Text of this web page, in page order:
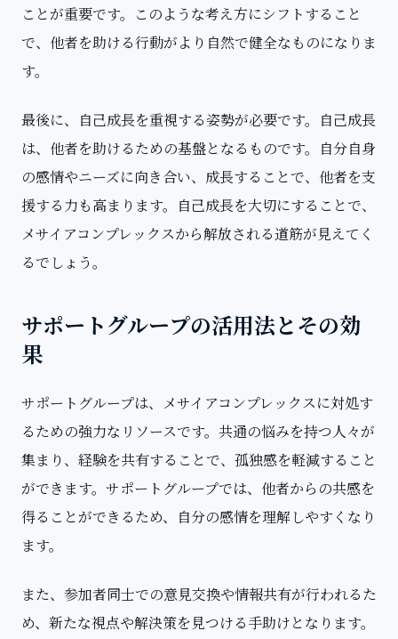
ことが重要です。このような考え方にシフトすること
で、他者を助ける行動がより自然で健全なものになりま
す。
最後に、自己成長を重視する姿勢が必要です。自己成長
は、他者を助けるための基盤となるものです。自分自身
の感情やニーズに向き合い、成長することで、他者を支
援する力も高まります。自己成長を大切にすることで、
メサイアコンプレックスから解放される道筋が見えてく
るでしょう。
サポートグループの活用法とその効
果
サポートグループは、メサイアコンプレックスに対処す
るための強力なリソースです。共通の悩みを持つ人々が
集まり、経験を共有することで、孤独感を軽減すること
ができます。サポートグループでは、他者からの共感を
得ることができるため、自分の感情を理解しやすくなり
ます。
また、参加者同士での意見交換や情報共有が行われるた
め、新たな視点や解決策を見つける手助けとなります。